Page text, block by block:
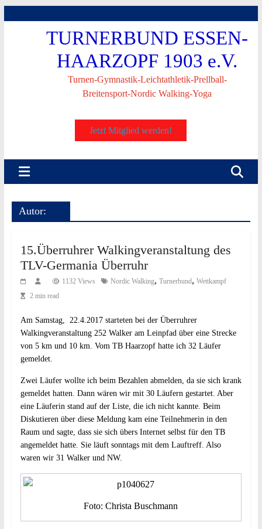
TURNERBUND ESSEN-
HAARZOPF 1903 e.V.
Turnen-Gymnastik-Leichtathletik-Prellball-
Breitensport-Nordic Walking-Yoga
Jetzt Mitglied werden!
Autor:
15.Überruhrer Walkingveranstaltung des
TLV-Germania Überruhr
1132 Views Nordic Walking, Turnerbund, Wettkampf
2 min read
Am Samstag, 22.4.2017 starteten bei der Überruhrer
Walkingveranstaltung 252 Walker am Leinpfad über eine Strecke
von 5 km und 10 km. Vom TB Haarzopf hatte ich 32 Läufer
gemeldet.
Zwei Läufer wollte ich beim Bezahlen abmelden, da sie sich krank
gemeldet hatten. Dann wären wir mit 30 Läufern gestartet. Aber
eine Läuferin stand auf der Liste, die ich nicht kannte. Beim
Diskutieren über diese Meldung kam eine Teilnehmerin in den
Raum und sagte, dass sie sich übers Internet selbst für den TB
angemeldet hatte. Sie läuft sonntags mit dem Lauftreff. Also
waren wir 31 Walker und NW.
Foto: Christa Buschmann